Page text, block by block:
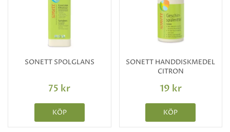
SONETT SPOLGLANS
75 kr
KÖP
SONETT HANDDISKMEDEL
CITRON
19 kr
KÖP